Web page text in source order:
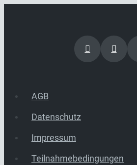
AGB
Datenschutz
Impressum
Teilnahmebedingungen